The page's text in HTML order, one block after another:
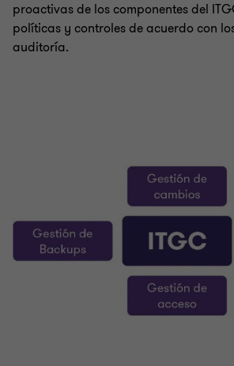
proactivas de los componentes del
políticas y controles de acuerdo con
auditoría.